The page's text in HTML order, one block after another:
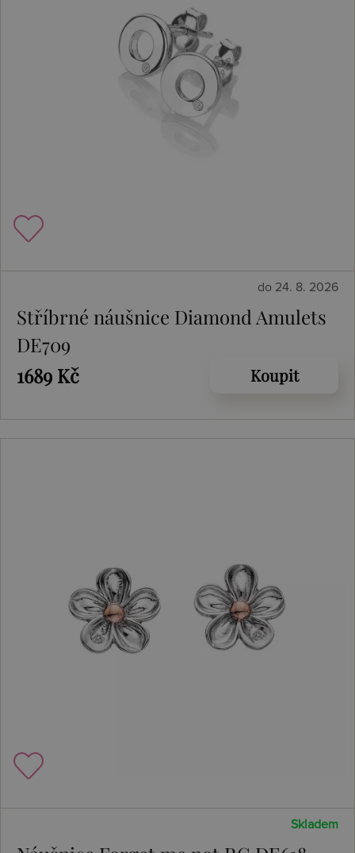
do 24. 8. 2026
Stříbrné náušnice Diamond Amulets
DE709
1689 Kč
Koupit
Skladem